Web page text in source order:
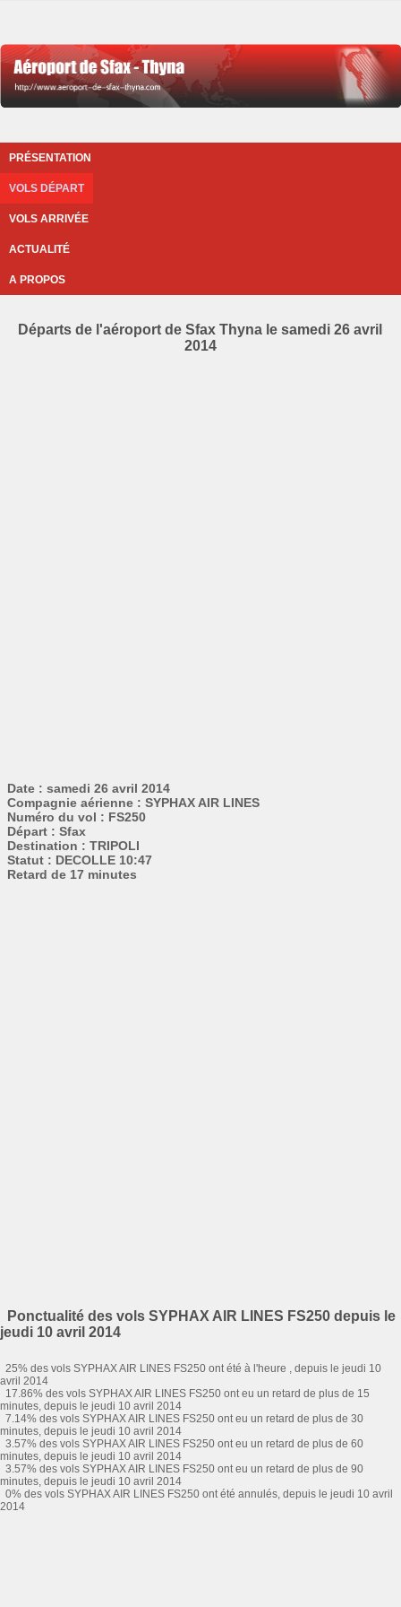
PRÉSENTATION
VOLS DÉPART
VOLS ARRIVÉE
ACTUALITÉ
A PROPOS
Départs de l'aéroport de Sfax Thyna le samedi 26 avril
2014
Date : samedi 26 avril 2014
Compagnie aérienne : SYPHAX AIR LINES
Numéro du vol : FS250
Départ : Sfax
Destination : TRIPOLI
Statut : DECOLLE 10:47
Retard de 17 minutes
Ponctualité des vols SYPHAX AIR LINES FS250 depuis le
jeudi 10 avril 2014
25% des vols SYPHAX AIR LINES FS250 ont été à l'heure , depuis le jeudi 10
avril 2014
17.86% des vols SYPHAX AIR LINES FS250 ont eu un retard de plus de 15
minutes, depuis le jeudi 10 avril 2014
7.14% des vols SYPHAX AIR LINES FS250 ont eu un retard de plus de 30
minutes, depuis le jeudi 10 avril 2014
3.57% des vols SYPHAX AIR LINES FS250 ont eu un retard de plus de 60
minutes, depuis le jeudi 10 avril 2014
3.57% des vols SYPHAX AIR LINES FS250 ont eu un retard de plus de 90
minutes, depuis le jeudi 10 avril 2014
0% des vols SYPHAX AIR LINES FS250 ont été annulés, depuis le jeudi 10 avril
2014